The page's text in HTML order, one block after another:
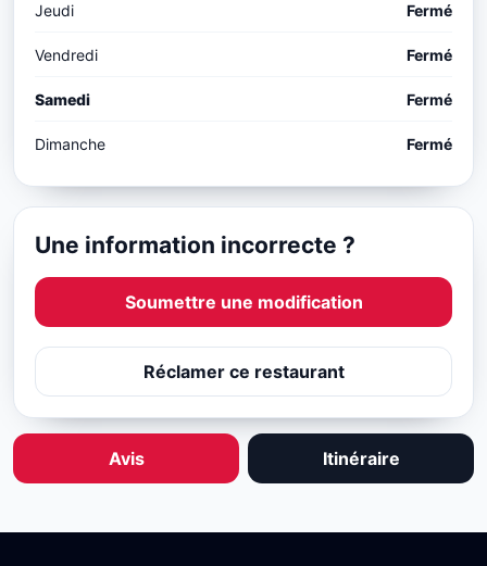
Jeudi Fermé
Vendredi Fermé
Samedi Fermé
Dimanche Fermé
Une information incorrecte ?
Soumettre une modification
Réclamer ce restaurant
Avis Itinéraire